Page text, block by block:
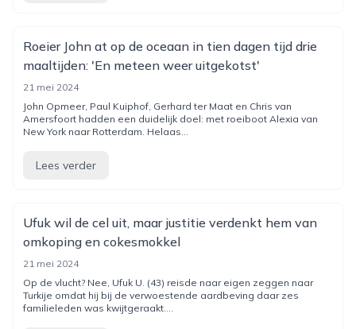
Roeier John at op de oceaan in tien dagen tijd drie
maaltijden: 'En meteen weer uitgekotst'
21 mei 2024
John Opmeer, Paul Kuiphof, Gerhard ter Maat en Chris van
Amersfoort hadden een duidelijk doel: met roeiboot Alexia van
New York naar Rotterdam. Helaas...
Lees verder
Ufuk wil de cel uit, maar justitie verdenkt hem van
omkoping en cokesmokkel
21 mei 2024
Op de vlucht? Nee, Ufuk U. (43) reisde naar eigen zeggen naar
Turkije omdat hij bij de verwoestende aardbeving daar zes
familieleden was kwijtgeraakt....